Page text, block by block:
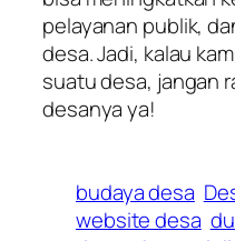
pelayanan publik,
desa. Jadi, kalau
suatu desa, jangan
desanya ya!
budaya desa
website desa